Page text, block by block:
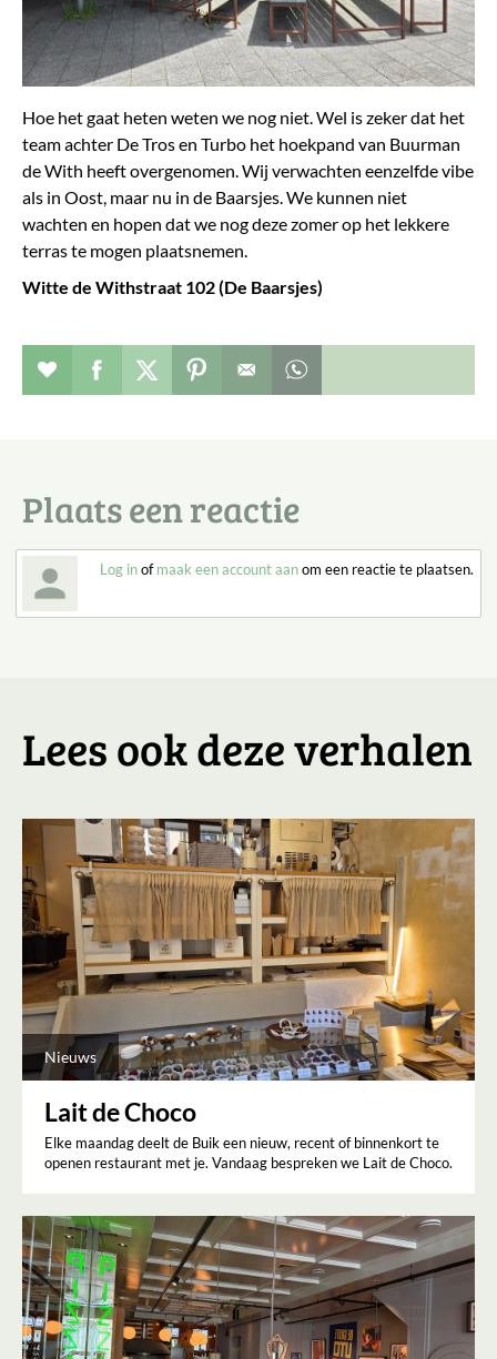
Hoe het gaat heten weten we nog niet. Wel is zeker dat het
team achter De Tros en Turbo het hoekpand van Buurman
de With heeft overgenomen. Wij verwachten eenzelfde vibe
als in Oost, maar nu in de Baarsjes. We kunnen niet
wachten en hopen dat we nog deze zomer op het lekkere
terras te mogen plaatsnemen.
Witte de Withstraat 102 (De Baarsjes​)
Verhaal toevoegen aan favorieten
Deel dit op facebook
Deel dit op twitter
Deel dit op pinterest
Plaats een reactie
Log inofmaak een account aanom een reactie te plaatsen.
Lees ook deze verhalen
Nieuws
Lait de Choco
Elke maandag deelt de Buik een nieuw, recent of binnenkort te
openen restaurant met je. Vandaag bespreken we Lait de Choco.